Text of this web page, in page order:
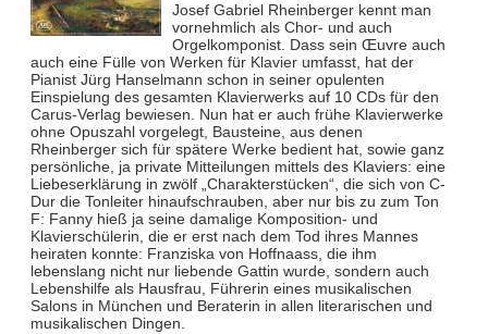
Josef Gabriel Rheinberger kennt man
vornehmlich als Chor- und auch
Orgelkomponist. Dass sein Œuvre auch
auch eine Fülle von Werken für Klavier umfasst, hat der
Pianist Jürg Hanselmann schon in seiner opulenten
Einspielung des gesamten Klavierwerks auf 10 CDs für den
Carus-Verlag bewiesen. Nun hat er auch frühe Klavierwerke
ohne Opuszahl vorgelegt, Bausteine, aus denen
Rheinberger sich für spätere Werke bedient hat, sowie ganz
persönliche, ja private Mitteilungen mittels des Klaviers: eine
Liebeserklärung in zwölf „Charakterstücken“, die sich von C-
Dur die Tonleiter hinaufschrauben, aber nur bis zu zum Ton
F: Fanny hieß ja seine damalige Komposition- und
Klavierschülerin, die er erst nach dem Tod ihres Mannes
heiraten konnte: Franziska von Hoffnaass, die ihm
lebenslang nicht nur liebende Gattin wurde, sondern auch
Lebenshilfe als Hausfrau, Führerin eines musikalischen
Salons in München und Beraterin in allen literarischen und
musikalischen Dingen.